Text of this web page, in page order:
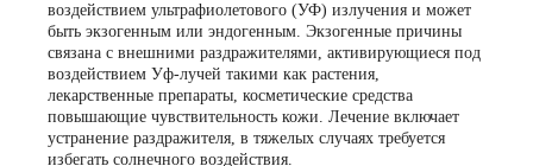
воздействием ультрафиолетового (УФ) излучения и может
быть экзогенным или эндогенным. Экзогенные причины
связана с внешними раздражителями, активирующиеся под
воздействием Уф-лучей такими как растения,
лекарственные препараты, косметические средства
повышающие чувствительность кожи. Лечение включает
устранение раздражителя, в тяжелых случаях требуется
избегать солнечного воздействия.